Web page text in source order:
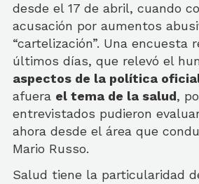
desde el 17 de abril, cuando
acusación por aumentos
“cartelización”. Una encuesta
últimos días, que relevó el
aspectos de la política
afuera el tema de la salud,
entrevistados pudieron
ahora desde el área que
Mario Russo.
Salud tiene la particularidad